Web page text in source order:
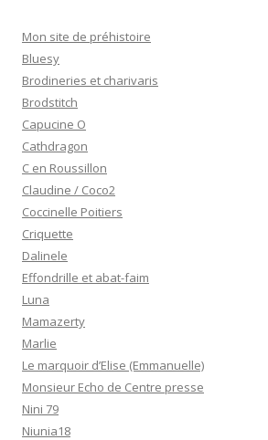
Mon site de préhistoire
Bluesy
Brodineries et charivaris
Brodstitch
Capucine O
Cathdragon
C en Roussillon
Claudine / Coco2
Coccinelle Poitiers
Criquette
Dalinele
Effondrille et abat-faim
Luna
Mamazerty
Marlie
Le marquoir d’Elise (Emmanuelle)
Monsieur Echo de Centre presse
Nini 79
Niunia18